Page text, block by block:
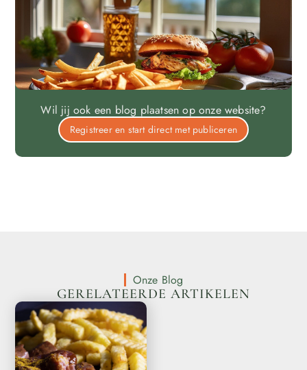
Wil jij ook een blog plaatsen op onze website?
Registreer en start direct met publiceren
Onze Blog
GERELATEERDE ARTIKELEN